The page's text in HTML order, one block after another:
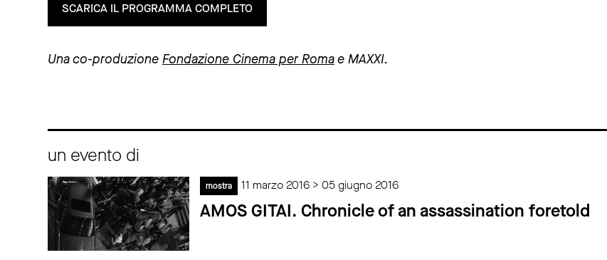
SCARICA IL PROGRAMMA COMPLETO
Una co-produzione Fondazione Cinema per Romae MAXXI.
un evento di
mostra 11 marzo 2016 > 05 giugno 2016
AMOS GITAI. Chronicle of an assassination foretold